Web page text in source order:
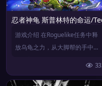
忍者神龟 斯普林特的命运/
游戏介绍 在Roguelike任务中释
放乌龟之力，从大脚帮的手中救